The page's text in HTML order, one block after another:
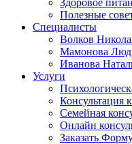
Здоровое
Полезные
Специалисты
Волков
Мамонова
Иванова
Услуги
Консультация
Семейная
Онлайн
Заказать